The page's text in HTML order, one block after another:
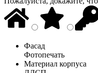
Фасад
Фотопечать
Материал корпуса